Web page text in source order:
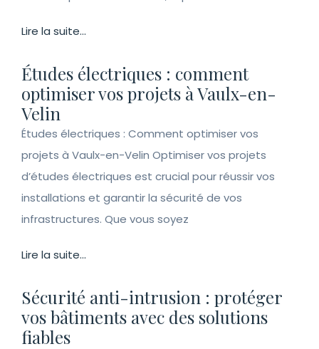
Lire la suite...
Études électriques : comment
optimiser vos projets à Vaulx-en-
Velin
Études électriques : Comment optimiser vos
projets à Vaulx-en-Velin Optimiser vos projets
d’études électriques est crucial pour réussir vos
installations et garantir la sécurité de vos
infrastructures. Que vous soyez
Lire la suite...
Sécurité anti-intrusion : protéger
vos bâtiments avec des solutions
fiables